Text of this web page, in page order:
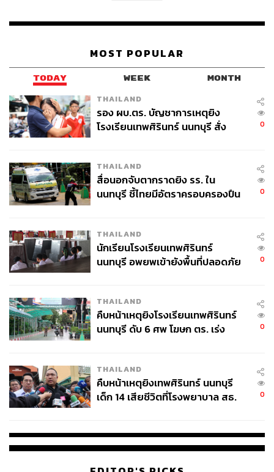
MOST POPULAR
TODAY WEEK MONTH
THAILAND
รอง ผบ.ตร. บัญชาการเหตุยิง
โรงเรียนเทพศิรินทร์ นนทบุรี สั่ง
0
THAILAND
สื่อนอกจับตากราดยิง รร. ใน
นนทบุรี ชี้ไทยมีอัตราครอบครองปืน
0
THAILAND
นักเรียนโรงเรียนเทพศิรินทร์
นนทบุรี อพยพเข้ายังพื้นที่ปลอดภัย
0
THAILAND
คืบหน้าเหตุยิงโรงเรียนเทพศิรินทร์
นนทบุรี ดับ 6 ศพ โฆษก ตร. เร่ง
0
THAILAND
คืบหน้าเหตุยิงเทพศิรินทร์ นนทบุรี
เด็ก 14 เสียชีวิตที่โรงพยาบาล สธ.
0